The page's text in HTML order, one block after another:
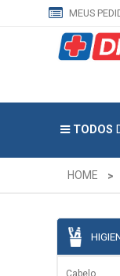
MEUS
TODOS
HOME
Cabelo
MAIL
E
EXCLUSIVAS.